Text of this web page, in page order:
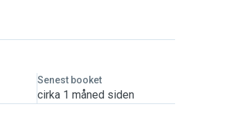
Senest booket
cirka 1 måned siden